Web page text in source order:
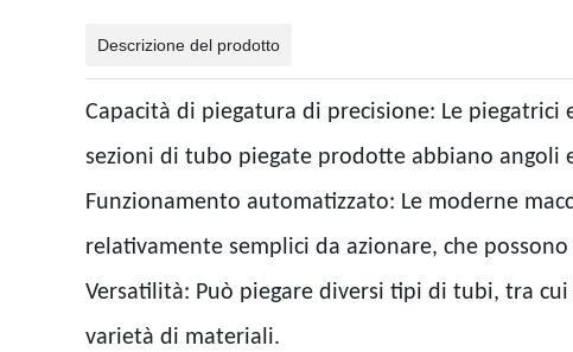
Descrizione del prodotto
Capacità di piegatura di precisione: Le
sezioni di tubo piegate prodotte abbiano angoli
Funzionamento automatizzato: Le moderne
relativamente semplici da azionare, che
Versatilità: Può piegare diversi tipi di tubi, tra
varietà di materiali.